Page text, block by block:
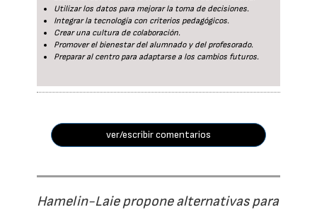
Utilizar los datos para mejorar la toma de decisiones.
Integrar la tecnología con criterios pedagógicos.
Crear una cultura de colaboración.
Promover el bienestar del alumnado y del profesorado.
Preparar al centro para adaptarse a los cambios futuros.
ver/escribir comentarios
Hamelin-Laie propone alternativas para